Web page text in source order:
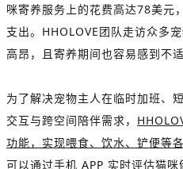
咪寄养服务上的花费高达78美元
支出。HHOLOVE团队走访众多
高昂，且寄养期间也容易感到不适
为了解决宠物主人在临时加班、
交互与跨空间陪伴需求，
功能，实现喂食、饮水、铲便等
可以通过手机 APP 实时评估猫